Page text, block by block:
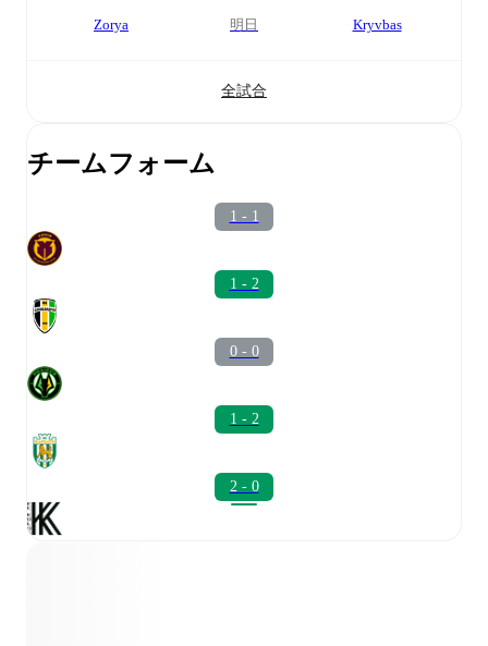
Zorya 明日 Kryvbas
全試合
チームフォーム
1 - 1
1 - 2
0 - 0
1 - 2
2 - 0